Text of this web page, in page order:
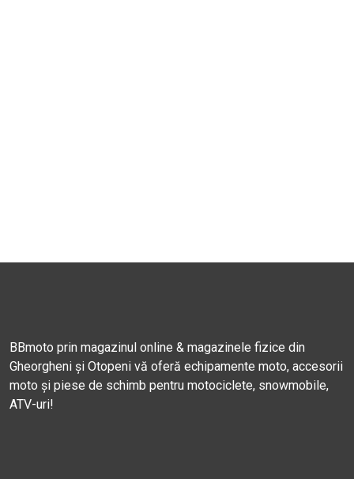
BBmoto prin magazinul online & magazinele fizice din
Gheorgheni și Otopeni vă oferă echipamente moto, accesorii
moto și piese de schimb pentru motociclete, snowmobile,
ATV-uri!